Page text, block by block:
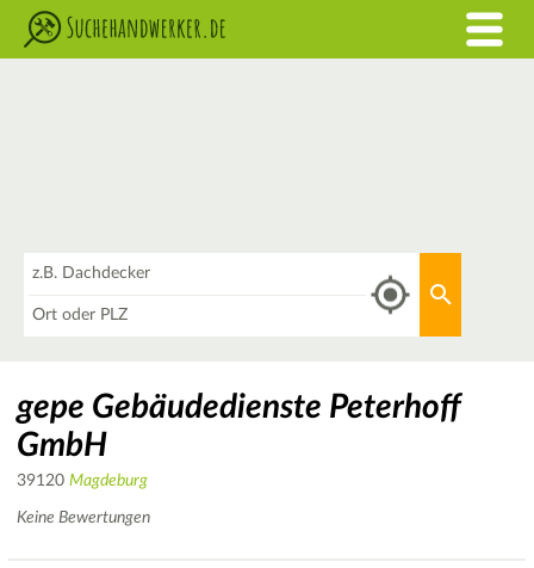
gepe Gebäudedienste Peterhoff
GmbH
39120 Magdeburg
Keine Bewertungen